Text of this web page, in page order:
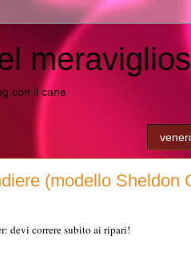
con il cane
(modello Sheldon
devi correre subito ai ripari!